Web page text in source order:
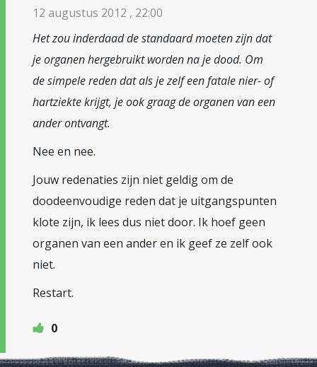
12 augustus 2012 , 22:00
Het zou inderdaad de standaard moeten zijn dat
je organen hergebruikt worden na je dood. Om
de simpele reden dat als je zelf een fatale nier- of
hartziekte krijgt, je ook graag de organen van een
ander ontvangt.
Nee en nee.
Jouw redenaties zijn niet geldig om de
doodeenvoudige reden dat je uitgangspunten
klote zijn, ik lees dus niet door. Ik hoef geen
organen van een ander en ik geef ze zelf ook
niet.
Restart.
0